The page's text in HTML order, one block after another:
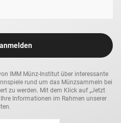
IMM Münz-Institut über interessante
rund um das Münzsammeln bei
zu werden. Mit dem Klick auf „Jetzt
Informationen im Rahmen unserer